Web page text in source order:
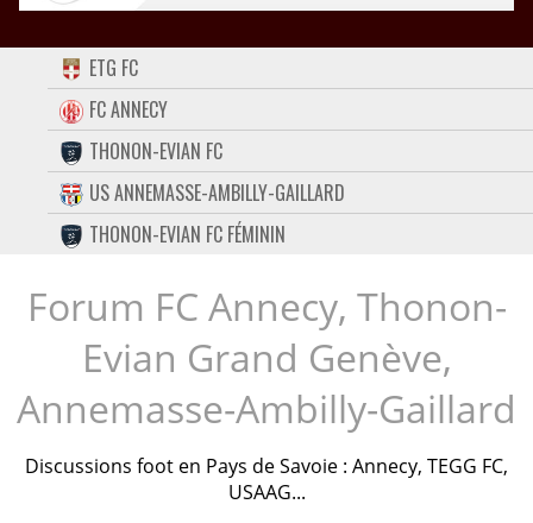
ACCUEIL
FORUM
CONTACT
FACEBOOK
TWITTER
INSTAGRAM
ETG FC
FC ANNECY
THONON-EVIAN FC
US ANNEMASSE-AMBILLY-GAILLARD
THONON-EVIAN FC FÉMININ
Forum FC Annecy, Thonon-
Evian Grand Genève,
Annemasse-Ambilly-Gaillard
Discussions foot en Pays de Savoie : Annecy, TEGG FC,
USAAG...